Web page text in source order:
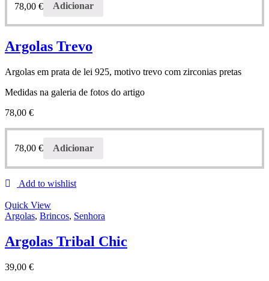
78,00 € Adicionar
Argolas Trevo
Argolas em prata de lei 925, motivo trevo com zirconias pretas
Medidas na galeria de fotos do artigo
78,00 €
78,00 € Adicionar
Add to wishlist
Quick View
Argolas, Brincos, Senhora
Argolas Tribal Chic
39,00 €